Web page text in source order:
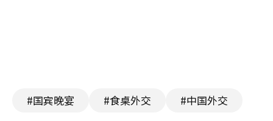
#国宾晚宴 #食桌外交 #中国外交